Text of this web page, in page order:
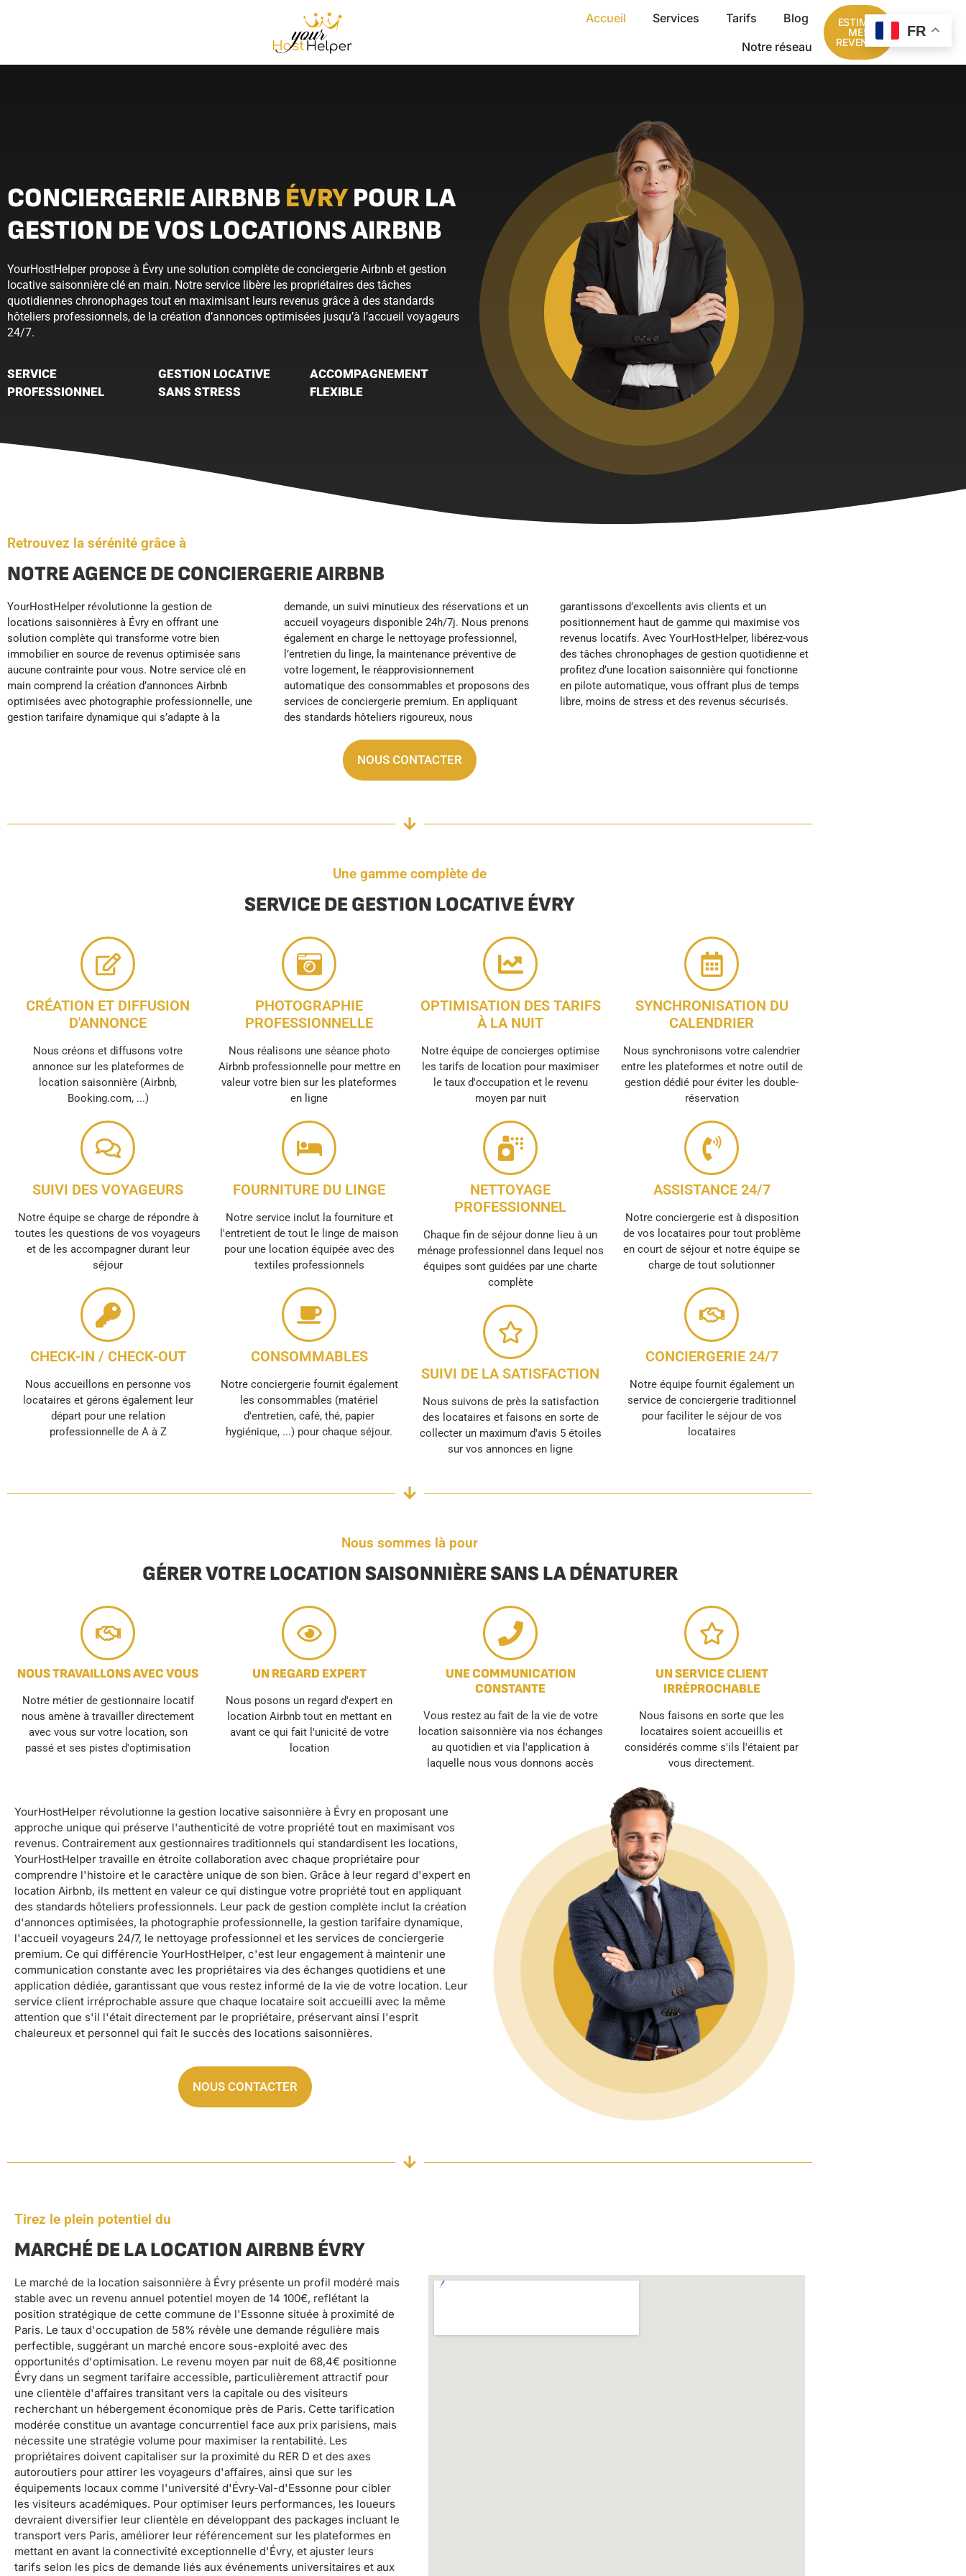
Accueil Services Tarifs
Blog
Notre réseau
ESTIMER
MES
REVENUS
CONCIERGERIE AIRBNB ÉVRY POUR LA
GESTION DE VOS LOCATIONS AIRBNB
YourHostHelper propose à Évry une solution complète de conciergerie Airbnb et gestion
locative saisonnière clé en main. Notre service libère les propriétaires des tâches
quotidiennes chronophages tout en maximisant leurs revenus grâce à des standards
hôteliers professionnels, de la création d’annonces optimisées jusqu’à l’accueil voyageurs
24/7.
SERVICE
PROFESSIONNEL
GESTION LOCATIVE
SANS STRESS
ACCOMPAGNEMENT
FLEXIBLE
Retrouvez la sérénité grâce à
NOTRE AGENCE DE CONCIERGERIE AIRBNB
YourHostHelper révolutionne la gestion de
locations saisonnières à Évry en offrant une
solution complète qui transforme votre bien
immobilier en source de revenus optimisée sans
aucune contrainte pour vous. Notre service clé en
main comprend la création d’annonces Airbnb
optimisées avec photographie professionnelle, une
gestion tarifaire dynamique qui s’adapte à la
demande, un suivi minutieux des réservations et un
accueil voyageurs disponible 24h/7j. Nous prenons
également en charge le nettoyage professionnel,
l’entretien du linge, la maintenance préventive de
votre logement, le réapprovisionnement
automatique des consommables et proposons des
services de conciergerie premium. En appliquant
des standards hôteliers rigoureux, nous
garantissons d’excellents avis clients et un
positionnement haut de gamme qui maximise vos
revenus locatifs. Avec YourHostHelper, libérez-vous
des tâches chronophages de gestion quotidienne et
profitez d’une location saisonnière qui fonctionne
en pilote automatique, vous offrant plus de temps
libre, moins de stress et des revenus sécurisés.
NOUS CONTACTER
Une gamme complète de
SERVICE DE GESTION LOCATIVE ÉVRY
CRÉATION ET DIFFUSION
D'ANNONCE
Nous créons et diffusons votre
annonce sur les plateformes de
location saisonnière (Airbnb,
Booking.com, ...)
SUIVI DES VOYAGEURS
Notre équipe se charge de répondre à
toutes les questions de vos voyageurs
et de les accompagner durant leur
séjour
CHECK-IN / CHECK-OUT
Nous accueillons en personne vos
locataires et gérons également leur
départ pour une relation
professionnelle de A à Z
PHOTOGRAPHIE
PROFESSIONNELLE
Nous réalisons une séance photo
Airbnb professionnelle pour mettre en
valeur votre bien sur les plateformes
en ligne
FOURNITURE DU LINGE
Notre service inclut la fourniture et
l'entretient de tout le linge de maison
pour une location équipée avec des
textiles professionnels
CONSOMMABLES
Notre conciergerie fournit également
les consommables (matériel
d'entretien, café, thé, papier
hygiénique, ...) pour chaque séjour.
OPTIMISATION DES TARIFS
À LA NUIT
Notre équipe de concierges optimise
les tarifs de location pour maximiser
le taux d'occupation et le revenu
moyen par nuit
NETTOYAGE
PROFESSIONNEL
Chaque fin de séjour donne lieu à un
ménage professionnel dans lequel nos
équipes sont guidées par une charte
complète
SUIVI DE LA SATISFACTION
Nous suivons de près la satisfaction
des locataires et faisons en sorte de
collecter un maximum d'avis 5 étoiles
sur vos annonces en ligne
SYNCHRONISATION DU
CALENDRIER
Nous synchronisons votre calendrier
entre les plateformes et notre outil de
gestion dédié pour éviter les double-
réservation
ASSISTANCE 24/7
Notre conciergerie est à disposition
de vos locataires pour tout problème
en court de séjour et notre équipe se
charge de tout solutionner
CONCIERGERIE 24/7
Notre équipe fournit également un
service de conciergerie traditionnel
pour faciliter le séjour de vos
locataires
Nous sommes là pour
GÉRER VOTRE LOCATION SAISONNIÈRE SANS LA DÉNATURER
NOUS TRAVAILLONS AVEC VOUS
Notre métier de gestionnaire locatif
nous amène à travailler directement
avec vous sur votre location, son
passé et ses pistes d'optimisation
UN REGARD EXPERT
Nous posons un regard d'expert en
location Airbnb tout en mettant en
avant ce qui fait l'unicité de votre
location
UNE COMMUNICATION
CONSTANTE
Vous restez au fait de la vie de votre
location saisonnière via nos échanges
au quotidien et via l'application à
laquelle nous vous donnons accès
UN SERVICE CLIENT
IRRÉPROCHABLE
Nous faisons en sorte que les
locataires soient accueillis et
considérés comme s'ils l'étaient par
vous directement.
YourHostHelper révolutionne la gestion locative saisonnière à Évry en proposant une
approche unique qui préserve l'authenticité de votre propriété tout en maximisant vos
revenus. Contrairement aux gestionnaires traditionnels qui standardisent les locations,
YourHostHelper travaille en étroite collaboration avec chaque propriétaire pour
comprendre l'histoire et le caractère unique de son bien. Grâce à leur regard d'expert en
location Airbnb, ils mettent en valeur ce qui distingue votre propriété tout en appliquant
des standards hôteliers professionnels. Leur pack de gestion complète inclut la création
d'annonces optimisées, la photographie professionnelle, la gestion tarifaire dynamique,
l'accueil voyageurs 24/7, le nettoyage professionnel et les services de conciergerie
premium. Ce qui différencie YourHostHelper, c'est leur engagement à maintenir une
communication constante avec les propriétaires via des échanges quotidiens et une
application dédiée, garantissant que vous restez informé de la vie de votre location. Leur
service client irréprochable assure que chaque locataire soit accueilli avec la même
attention que s'il l'était directement par le propriétaire, préservant ainsi l'esprit
chaleureux et personnel qui fait le succès des locations saisonnières.
NOUS CONTACTER
Tirez le plein potentiel du
MARCHÉ DE LA LOCATION AIRBNB ÉVRY
Le marché de la location saisonnière à Évry présente un profil modéré mais
stable avec un revenu annuel potentiel moyen de 14 100€, reflétant la
position stratégique de cette commune de l'Essonne située à proximité de
Paris. Le taux d'occupation de 58% révèle une demande régulière mais
perfectible, suggérant un marché encore sous-exploité avec des
opportunités d'optimisation. Le revenu moyen par nuit de 68,4€ positionne
Évry dans un segment tarifaire accessible, particulièrement attractif pour
une clientèle d'affaires transitant vers la capitale ou des visiteurs
recherchant un hébergement économique près de Paris. Cette tarification
modérée constitue un avantage concurrentiel face aux prix parisiens, mais
nécessite une stratégie volume pour maximiser la rentabilité. Les
propriétaires doivent capitaliser sur la proximité du RER D et des axes
autoroutiers pour attirer les voyageurs d'affaires, ainsi que sur les
équipements locaux comme l'université d'Évry-Val-d'Essonne pour cibler
les visiteurs académiques. Pour optimiser leurs performances, les loueurs
devraient diversifier leur clientèle en développant des packages incluant le
transport vers Paris, améliorer leur référencement sur les plateformes en
mettant en avant la connectivité exceptionnelle d'Évry, et ajuster leurs
tarifs selon les pics de demande liés aux événements universitaires et aux
FR